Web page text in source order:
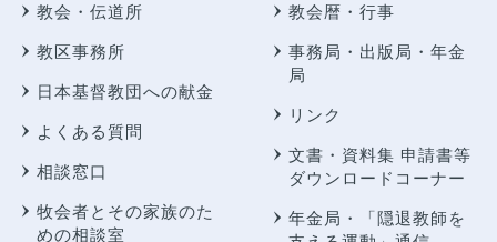
教会・伝道所
教区事務所
日本基督教団への献金
よくある質問
相談窓口
牧会者とその家族のた
めの相談室
教会暦・行事
事務局・出版局・年金
局
リンク
文書・資料集 申請書等
ダウンロードコーナー
年金局・
「隠退教師を